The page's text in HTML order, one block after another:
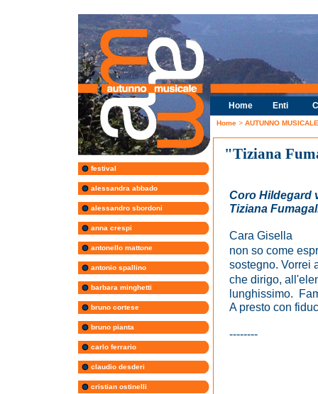
festival
alessandra abbado
alessandro sbordoni
anna crespi
antonello mattone
antonio spallino
barbara minghetti
bruno cortese
bruno pianta
carlo ferrario
claudio desderi
cristian ostinelli
Home Enti
Home > AUTUNNO
"Tiziana
Coro Hildegard
Tiziana
Cara Gisella
non so come
sostegno. Vorrei
che dirigo,
lunghissimo.
A presto con
--------